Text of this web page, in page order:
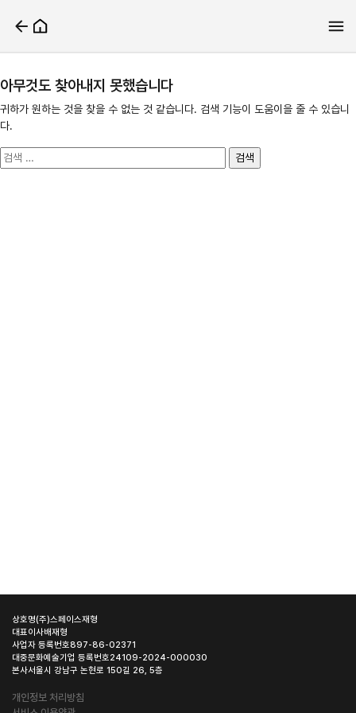
아무것도 찾아내지 못했습니다
귀하가 원하는 것을 찾을 수 없는 것 같습니다. 검색 기능이 도움이을 줄 수 있습니
다.
검
색:
상호명(주)스페이스재형
대표이사배재형
사업자 등록번호897-86-02371
대중문화예술기업 등록번호24109-2024-000030
본사서울시 강남구 논현로 150길 26, 5층
개인정보 처리방침